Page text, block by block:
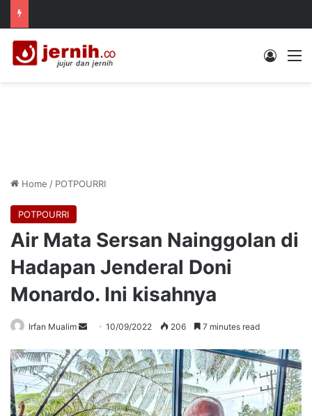
Log In
Home / POTPOURRI
POTPOURRI
Air Mata Sersan Nainggolan di
Hadapan Jenderal Doni
Monardo. Ini kisahnya
Irfan Mualim
Send
email
10/09/2022 206 7 minutes read